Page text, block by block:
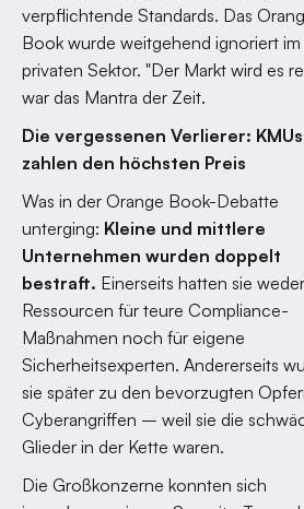
verpflichtende Standards. Das
Book wurde weitgehend ignoriert im
privaten Sektor. "Der Markt wird es
war das Mantra der Zeit.
Die vergessenen Verlierer: KMUs
zahlen den höchsten Preis
Was in der Orange Book-Debatte
unterging: Kleine und mittlere
Unternehmen wurden doppelt
bestraft. Einerseits hatten sie
Ressourcen für teure Compliance-
Maßnahmen noch für eigene
Sicherheitsexperten. Andererseits
sie später zu den bevorzugten
Cyberangriffen – weil sie die
Glieder in der Kette waren.
Die Großkonzerne konnten sich